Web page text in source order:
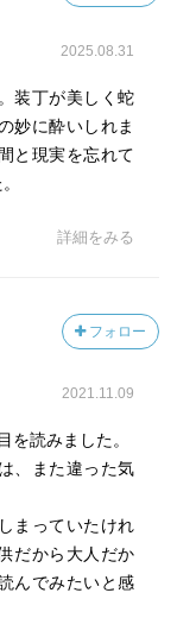
2025.08.31
装丁が美しく蛇
妙に酔いしれま
と現実を忘れて
詳細をみる
フォロー
2021.11.09
を読みました。
、また違った気
まっていたけれ
だから大人だか
んでみたいと感